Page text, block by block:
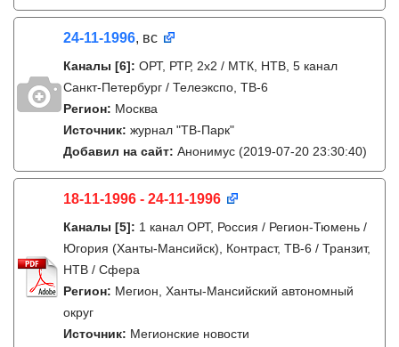
24-11-1996, вс
Каналы [6]: ОРТ, РТР, 2х2 / МТК, НТВ, 5 канал
Санкт-Петербург / Телеэкспо, ТВ-6
Регион: Москва
Источник: журнал "ТВ-Парк"
Добавил на сайт: Анонимус (2019-07-20 23:30:40)
18-11-1996 - 24-11-1996
Каналы [5]: 1 канал ОРТ, Россия / Регион-Тюмень /
Югория (Ханты-Мансийск), Контраст, ТВ-6 / Транзит,
НТВ / Сфера
Регион: Мегион, Ханты-Мансийский автономный
округ
Источник: Мегионские новости